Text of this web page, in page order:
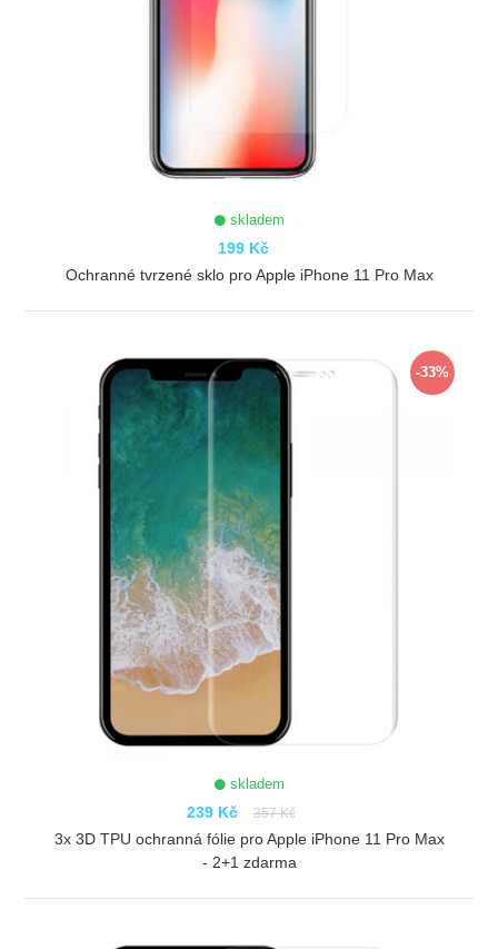
skladem
199 Kč
Ochranné tvrzené sklo pro Apple iPhone 11 Pro Max
-33%
skladem
239 Kč 357 Kč
3x 3D TPU ochranná fólie pro Apple iPhone 11 Pro Max
- 2+1 zdarma